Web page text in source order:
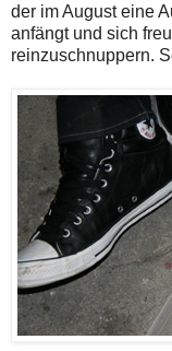
der im August eine
anfängt und sich
reinzuschnuppern.